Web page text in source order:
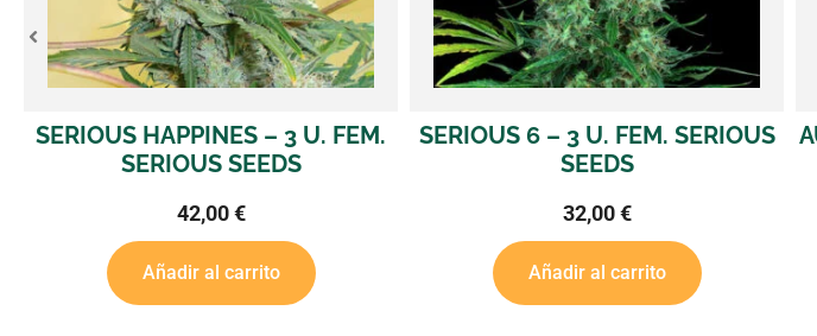
SERIOUS 6 – 3 U. FEM. SERIOUS
SEEDS
32,00
Añadir al carrito
AUTO AK 47 – 3 U. FEM. SERIOUS
SEEDS
35,00
Añadir al carrito